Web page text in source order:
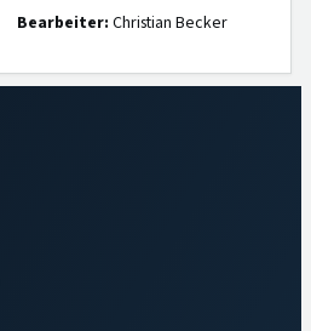
Bearbeiter: Christian Becker